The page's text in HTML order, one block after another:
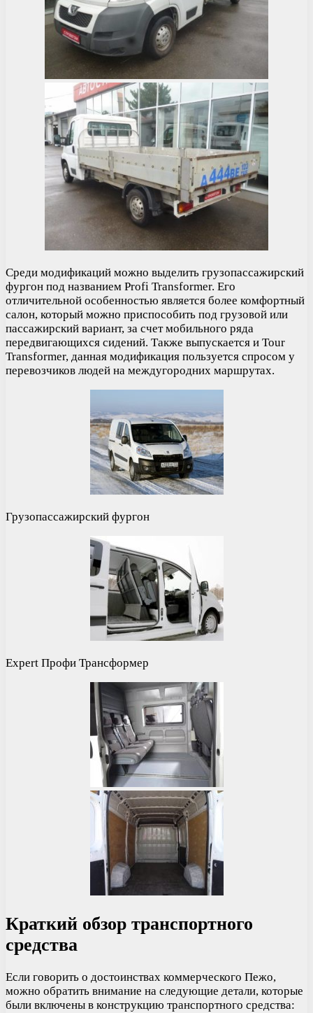
Среди модификаций можно выделить грузопассажирский
фургон под названием Profi Transformer. Его
отличительной особенностью является более комфортный
салон, который можно приспособить под грузовой или
пассажирский вариант, за счет мобильного ряда
передвигающихся сидений. Также выпускается и Tour
Transformer, данная модификация пользуется спросом у
перевозчиков людей на междугородних маршрутах.
Грузопассажирский фургон
Expert Профи Трансформер
Краткий обзор транспортного
средства
Если говорить о достоинствах коммерческого Пежо,
можно обратить внимание на следующие детали, которые
были включены в конструкцию транспортного средства: